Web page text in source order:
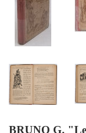
BRUNO G.